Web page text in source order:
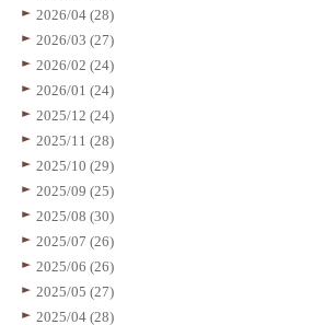
2026/04 (28)
2026/03 (27)
2026/02 (24)
2026/01 (24)
2025/12 (24)
2025/11 (28)
2025/10 (29)
2025/09 (25)
2025/08 (30)
2025/07 (26)
2025/06 (26)
2025/05 (27)
2025/04 (28)